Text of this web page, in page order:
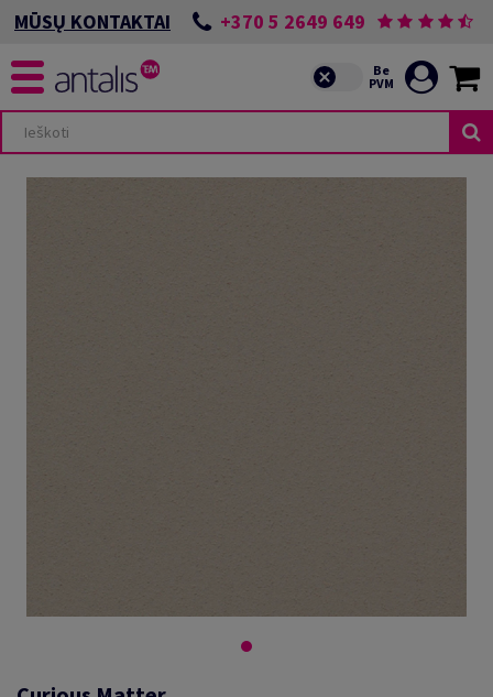
MŪSŲ KONTAKTAI +370 5 2649 649